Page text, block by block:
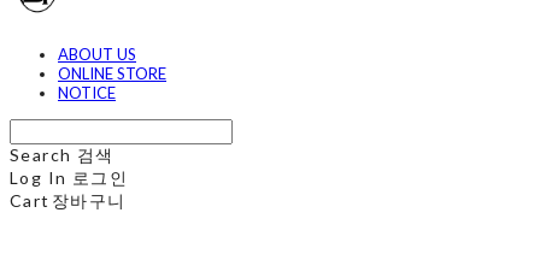
ABOUT US
ONLINE STORE
NOTICE
Search 검색
Log In 로그인
Cart 장바구니